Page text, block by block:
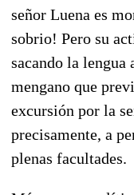
señor Luena es
sobrio! Pero su
sacando la lengua
mengano que
excursión por la
precisamente, a
plenas facultades.